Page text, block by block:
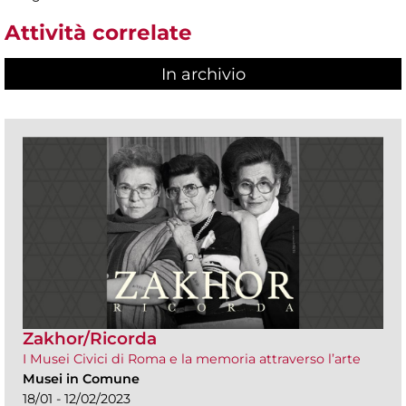
Attività correlate
In archivio
Zakhor/Ricorda
I Musei Civici di Roma e la memoria attraverso l’arte
Musei in Comune
18/01 - 12/02/2023